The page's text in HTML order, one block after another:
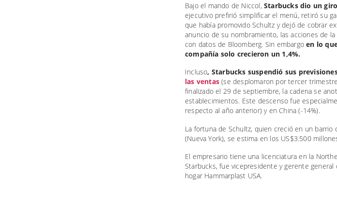
Bajo el mando de Niccol, Starbucks dio un
ejecutivo prefirió simplificar el menú, retiró su
que había promovido Schultz y dejó de cobrar
anuncio de su nombramiento, las acciones de
con datos de Bloomberg. Sin embargoen lo
compañía solo crecieron un 1,4%.
Incluso, Starbucks suspendió sus
las ventas (se desplomaron por tercer
finalizado el 29 de septiembre, la cadena se
establecimientos. Este descenso fue
respecto al año anterior) y en China (-14%).
La fortuna de Schultz, quien creció en un barrio
(Nueva York), se estima en los US$3.500
El empresario tiene una licenciatura en la
Starbucks, fue vicepresidente y gerente
hogar Hammarplast USA.